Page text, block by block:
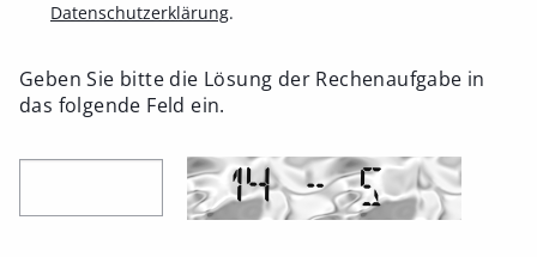
Datenschutzerklärung.
Geben Sie bitte die Lösung der Rechenaufgabe in
das folgende Feld ein.